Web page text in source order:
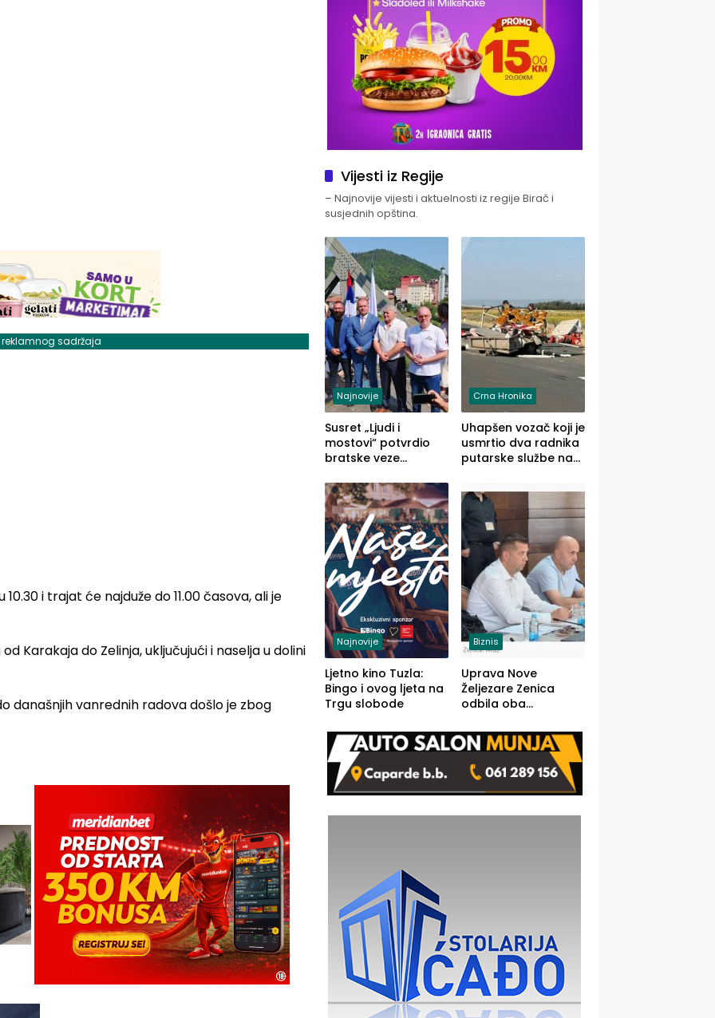
reklamnog sadržaja
i trajat će najduže do 11.00 časova, ali je
Karakaja do Zelinja, uključujući i naselja u dolini
današnjih vanrednih radova došlo je zbog
Vijesti iz Regije
– Najnovije vijesti i aktuelnosti iz regije Birač i
susjednih opština.
Najnovije
Susret „Ljudi i
mostovi“ potvrdio
bratske veze
Zvornika
Crna Hronika
Uhapšen vozač koji je
usmrtio dva radnika
putarske službe na
prema Šapcu
(FOTO)
Najnovije
Ljetno kino Tuzla:
Bingo i ovog ljeta na
Trgu slobode
Biznis
Uprava Nove
Željezare Zenica
odbila oba
FBiH: Ustrajni da je
stečaj jedino rješenje